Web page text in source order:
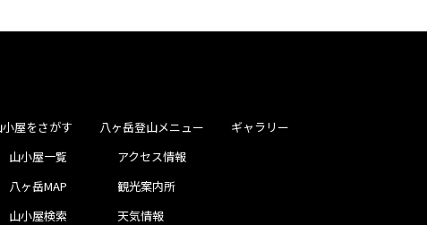
小屋をさがす
山小屋一覧
八ヶ岳MAP
山小屋検索
八ヶ岳登山メニュー
アクセス情報
観光案内所
天気情報
ギャラリー